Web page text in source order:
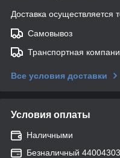
Доставка осуществляется
Самовывоз
Транспортная
Все условия доставки
Условия оплаты
Наличными
Безналичный